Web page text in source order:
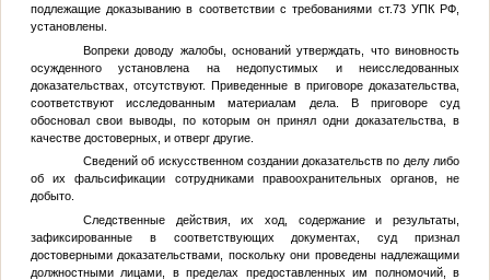
подлежащие доказыванию в соответствии с требованиями ст.73 УПК РФ,
установлены.
Вопреки доводу жалобы, оснований утверждать, что виновность
осужденного установлена на недопустимых и неисследованных
доказательствах, отсутствуют. Приведенные в приговоре доказательства,
соответствуют исследованным материалам дела. В приговоре суд
обосновал свои выводы, по которым он принял одни доказательства, в
качестве достоверных, и отверг другие.
Сведений об искусственном создании доказательств по делу либо
об их фальсификации сотрудниками правоохранительных органов, не
добыто.
Следственные действия, их ход, содержание и результаты,
зафиксированные в соответствующих документах, суд признал
достоверными доказательствами, поскольку они проведены надлежащими
должностными лицами, в пределах предоставленных им полномочий, в